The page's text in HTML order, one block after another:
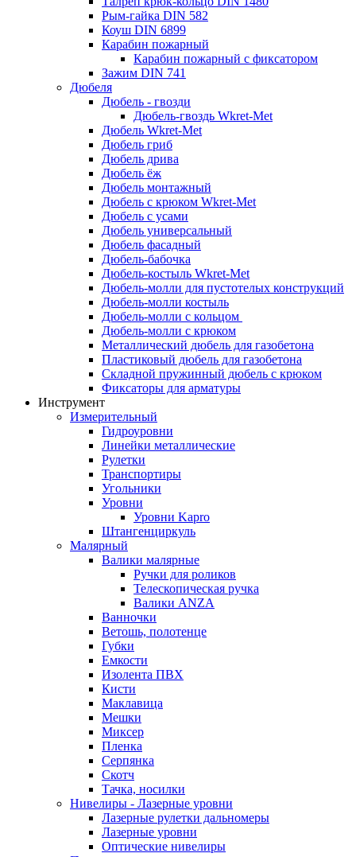
Рым-гайка DIN 582
Коуш DIN 6899
Карабин пожарный
Карабин пожарный с фиксатором
Зажим DIN 741
Дюбеля
Дюбель - гвозди
Дюбель-гвоздь Wkret-Met
Дюбель Wkret-Met
Дюбель гриб
Дюбель дрива
Дюбель ёж
Дюбель монтажный
Дюбель с крюком Wkret-Met
Дюбель с усами
Дюбель универсальный
Дюбель фасадный
Дюбель-бабочка
Дюбель-костыль Wkret-Met
Дюбель-молли для пустотелых конструкций
Дюбель-молли костыль
Дюбель-молли с кольцом
Дюбель-молли с крюком
Металлический дюбель для газобетона
Пластиковый дюбель для газобетона
Складной пружинный дюбель с крюком
Фиксаторы для арматуры
Инструмент
Измерительный
Гидроуровни
Линейки металлические
Рулетки
Транспортиры
Угольники
Уровни
Уровни Kapro
Штангенциркуль
Малярный
Валики малярные
Ручки для роликов
Телескопическая ручка
Валики ANZA
Ванночки
Ветошь, полотенце
Губки
Емкости
Изолента ПВХ
Кисти
Маклавица
Мешки
Миксер
Пленка
Серпянка
Скотч
Тачка, носилки
Нивелиры - Лазерные уровни
Лазерные рулетки дальномеры
Лазерные уровни
Оптические нивелиры